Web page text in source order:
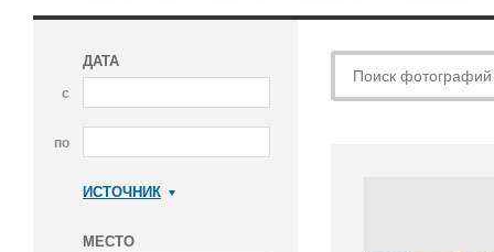
ДАТА
с
по
ИСТОЧНИК
МЕСТО